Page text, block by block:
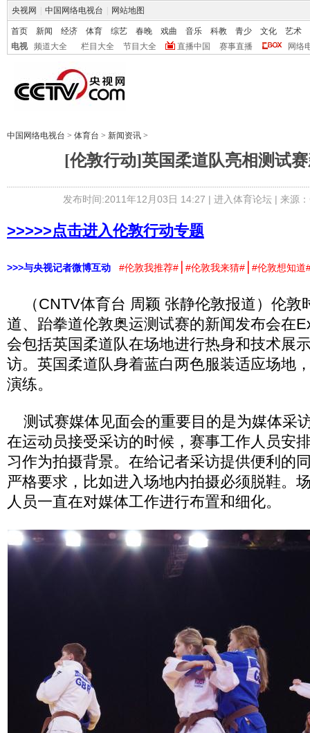
央视网 中国网络电视台 网站地图
首页 新闻 经济 体育 综艺 春晚 戏曲 音乐 科教 青少 文化
艺术
电视
频道大全 栏目大全 节目大全 直播中国 赛事直播 网络
中国网络电视台 > 体育台 > 新闻资讯 >
[伦敦行动]英国柔道队亮相测试
发布时间:2011年12月03日 14:27 | 进入体育论坛| 来源
>>>>>点击进入伦敦行动专题
>>>与央视记者微博互动 #伦敦我推荐# #伦敦我来猜# #伦敦想知道
（CNTV体育台 周颖 张静伦敦报道）伦敦
道、跆拳道伦敦奥运测试赛的新闻发布会在
会包括英国柔道队在场地进行热身和技术展
访。英国柔道队身着蓝白两色服装适应场地
演练。
测试赛媒体见面会的重要目的是为媒体采
在运动员接受采访的时候，赛事工作人员安
习作为拍摄背景。在给记者采访提供便利的
严格要求，比如进入场地内拍摄必须脱鞋。
人员一直在对媒体工作进行布置和细化。